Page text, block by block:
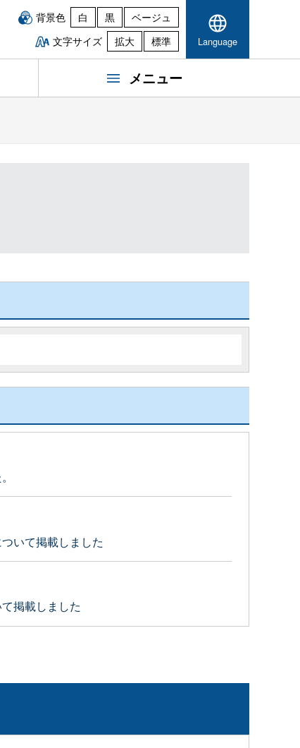
背景色 白 黒
ベージュ
文字サイズ
拡大 標準 Language
メニュー
いて掲載しました
掲載しました